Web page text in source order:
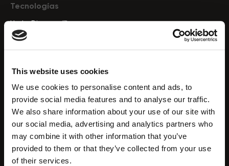
This website uses cookies
We use cookies to personalise content and ads, to
provide social media features and to analyse our traffic.
We also share information about your use of our site with
our social media, advertising and analytics partners who
may combine it with other information that you’ve
provided to them or that they’ve collected from your use
of their services.
Tecnologías
HydroDiamond™
CryoElegance™
Endo RF
Cavitación por ultrasonido
Hidrodermoabrasión
Radiofrecuencia
Microcorriente
Tecnología HIFU
Microdermoabrasión
Análisis de la piel